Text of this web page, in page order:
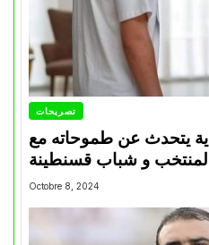
تصريحات
يتحدث عن طموحاته مع
المنتخب و شباب قسنطينة
Octobre 8, 2024